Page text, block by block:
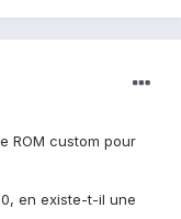
ROM custom pour
en existe-t-il une